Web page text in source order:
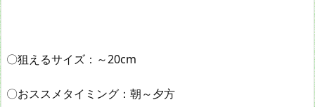
〇狙えるサイズ：～20cm
〇おススメタイミング：朝～夕方